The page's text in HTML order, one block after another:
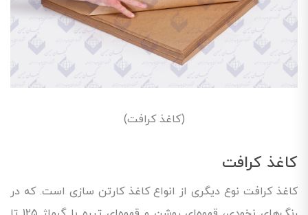
(کاغذ کرافت)
کاغذ کرافت
کاغذ کرافت نوع دیگری از انواع کاغذ کارتن سازی است. که در